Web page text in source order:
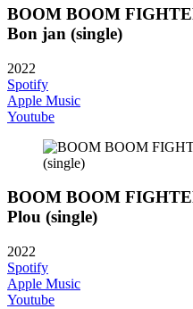
BOOM BOOM
Bon jan (single)
2022
Spotify
Apple Music
Youtube
BOOM BOOM
Plou (single)
2022
Spotify
Apple Music
Youtube